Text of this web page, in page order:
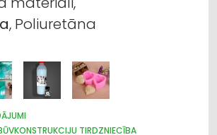
, Poliuretāna
TIRDZNIECĪBA